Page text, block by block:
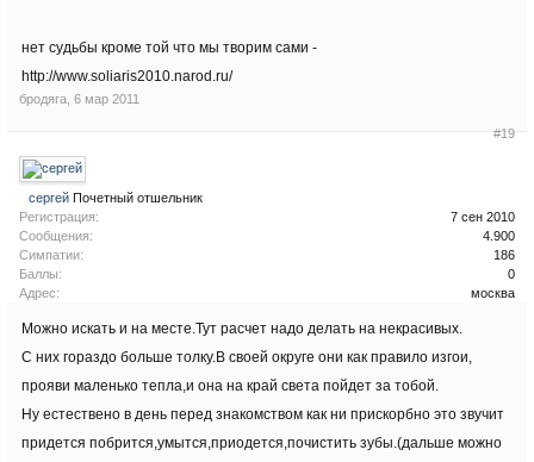
нет судьбы кроме той что мы творим сами -
http://www.soliaris2010.narod.ru/
бродяга 6 мар 2011
#19
сергей Почетный отшельник
Регистрация:
7 сен 2010
Сообщения:
4.900
Симпатии:
186
Баллы:
0
Адрес:
москва
Можно искать и на месте.Тут расчет надо делать на некрасивых.
С них гораздо больше толку.В своей округе они как правило изгои,
прояви маленько тепла,и она на край света пойдет за тобой.
Ну естествено в день перед знакомством как ни прискорбно это звучит
придется побрится,умытся,приодется,почистить зубы.(дальше можно